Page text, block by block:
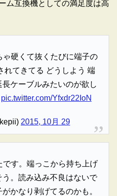
ム互換機としての満足度は高
硬くて抜くたびに端子の
れてきてる どうしよう 端
ケーブルみたいのが欲し
pic.twitter.com/Yfxdr22IoN
2015, 10月 29
す。端っこから持ち上げ
。読み込み不良はないで
かなり剥げてるのかも。